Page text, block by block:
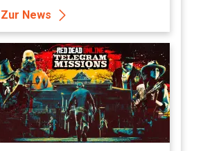
Farming-Simulation
verlässt heute den Early
Access
Zur News